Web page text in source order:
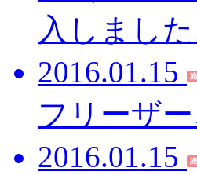
入しました
2016.01.15
フリーザ
2016.01.15